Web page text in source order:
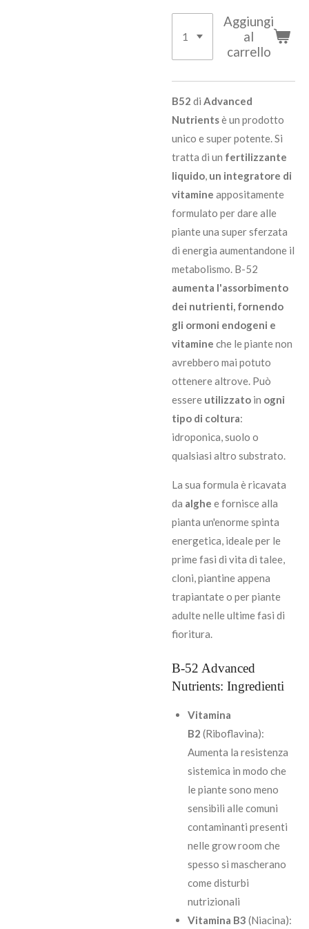
Aggiungi
al
carrello
B52 di Advanced
Nutrientsè un prodotto
unico e super potente. Si
tratta di un fertilizzante
liquido, un integratore di
vitamine appositamente
formulato per dare alle
piante una super sferzata
di energia aumentandone il
metabolismo. B-52
aumenta l'assorbimento
dei nutrienti, fornendo
gli ormoni endogeni e
vitamine che le piante non
avrebbero mai potuto
ottenere altrove. Può
essere utilizzato in ogni
tipo di coltura:
idroponica, suolo o
qualsiasi altro substrato.
La sua formula è ricavata
da alghe e fornisce alla
pianta un'enorme spinta
energetica, ideale per le
prime fasi di vita di talee,
cloni, piantine appena
trapiantate o per piante
adulte nelle ultime fasi di
fioritura.
B-52 Advanced
Nutrients: Ingredienti
Vitamina
B2 (Riboflavina):
Aumenta la resistenza
sistemica in modo che
le piante sono meno
sensibili alle comuni
contaminanti presenti
nelle grow room che
spesso si mascherano
come disturbi
nutrizionali
Vitamina B3 (Niacina):